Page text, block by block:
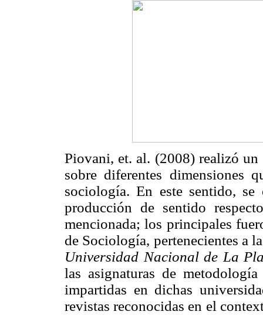
Piovani, et. al. (2008) realizó
sobre diferentes dimensiones
sociología. En este sentido, se
producción de sentido
mencionada; los principales
de Sociología, pertenecientes a
Universidad Nacional de La
las asignaturas de
impartidas en dichas
revistas reconocidas en el